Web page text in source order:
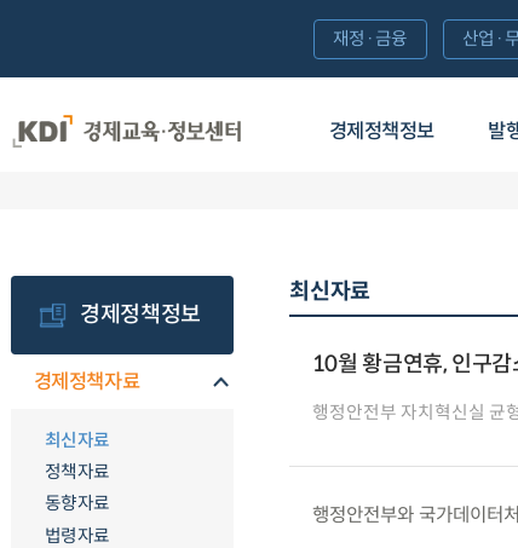
경제정책정보 발
재정·금융 산업·
경제정책정보
경제정책자료
최신자료
정책자료
동향자료
법령자료
최신자료
10월 황금연휴, 인구
행정안전부 자치혁신실 균
행정안전부와 국가데이터